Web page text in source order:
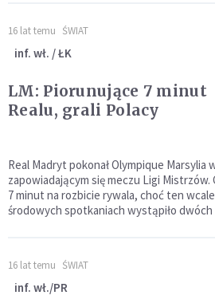
16 lat temu ŚWIAT
inf. wł. / ŁK
LM: Piorunujące 7 minut
Realu, grali Polacy
Real Madryt pokonał Olympique Marsylia
zapowiadającym się meczu Ligi Mistrzów.
7 minut na rozbicie rywala, choć ten wcale
środowych spotkaniach wystąpiło dwóch
16 lat temu ŚWIAT
inf. wł./PR